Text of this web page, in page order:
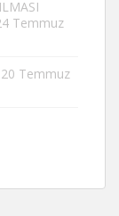
Temmuz
20 Temmuz